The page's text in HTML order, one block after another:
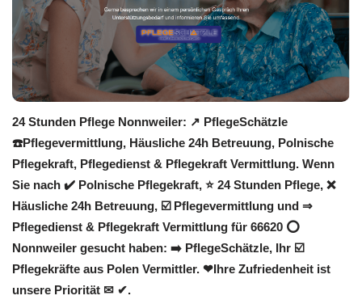
24 Stunden Pflege Nonnweiler: ↗️ PflegeSchätzle
☎️Pflegevermittlung, Häusliche 24h Betreuung, Polnische
Pflegekraft, Pflegedienst & Pflegekraft Vermittlung. Wenn
Sie nach ✔️ Polnische Pflegekraft, ⭐ 24 Stunden Pflege, ❌
Häusliche 24h Betreuung, ☑️ Pflegevermittlung und ⇒
Pflegedienst & Pflegekraft Vermittlung für 66620 ⭕
Nonnweiler gesucht haben: ➡️ PflegeSchätzle, Ihr ☑️
Pflegekräfte aus Polen Vermittler. ❤Ihre Zufriedenheit ist
unsere Priorität ✉ ✔.